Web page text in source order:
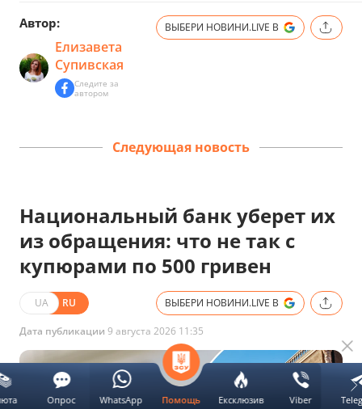
Автор:
Елизавета
Супивская
Следите за
автором
ВЫБЕРИ НОВИНИ.LIVE В
Следующая новость
Национальный банк уберет их
из обращения: что не так с
купюрами по 500 гривен
UA RU ВЫБЕРИ НОВИНИ.LIVE В
Дата публикации 9 августа 2026 11:35
Помощь Ексклюзив Viber
Опрос WhatsApp